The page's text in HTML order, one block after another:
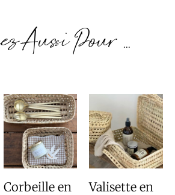
Aussi Pour ...
Corbeille en
Plage
de
prix :
8,90€
à
9,90€
Valisette en